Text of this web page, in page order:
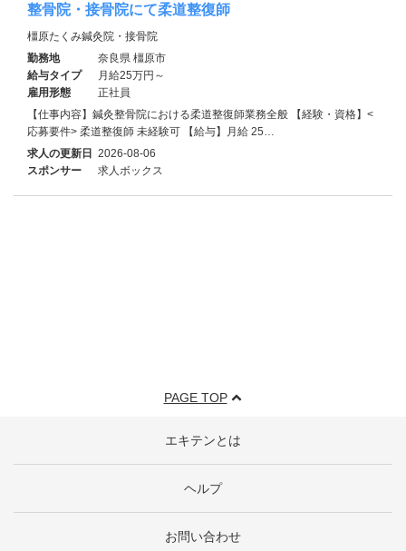
整骨院・接骨院にて柔道整復師
橿原たくみ鍼灸院・接骨院
勤務地
奈良県 橿原市
給与タイプ
月給25万円～
雇用形態
正社員
【仕事内容】鍼灸整骨院における柔道整復師業務全般 【経験・資格】<
応募要件> 柔道整復師 未経験可 【給与】月給 25…
求人の更新日 2026-08-06
スポンサー
求人ボックス
PAGE TOP
エキテンとは
ヘルプ
お問い合わせ